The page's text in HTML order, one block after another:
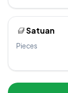
Satuan
Pieces